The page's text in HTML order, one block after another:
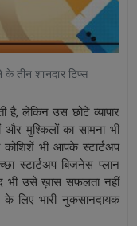
तीन शानदार टिप्स
है, लेकिन उस छोटे व्यापार
और मुश्किलों का सामना भी
कोशिशें भी आपके स्टार्टअप
स्टार्टअप बिजनेस प्लान
भी उसे ख़ास सफलता नहीं
लिए भारी नुकसानदायक